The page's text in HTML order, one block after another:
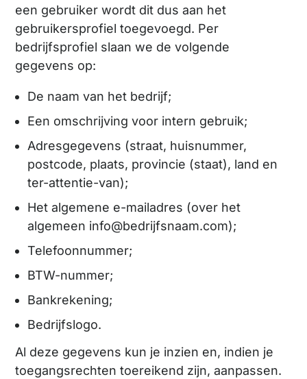
een gebruiker wordt dit dus aan het
gebruikersprofiel toegevoegd. Per
bedrijfsprofiel slaan we de volgende
gegevens op:
De naam van het bedrijf;
Een omschrijving voor intern gebruik;
Adresgegevens (straat, huisnummer,
postcode, plaats, provincie (staat), land en
ter-attentie-van);
Het algemene e-mailadres (over het
algemeen info@bedrijfsnaam.com);
Telefoonnummer;
BTW-nummer;
Bankrekening;
Bedrijfslogo.
Al deze gegevens kun je inzien en, indien je
toegangsrechten toereikend zijn, aanpassen.